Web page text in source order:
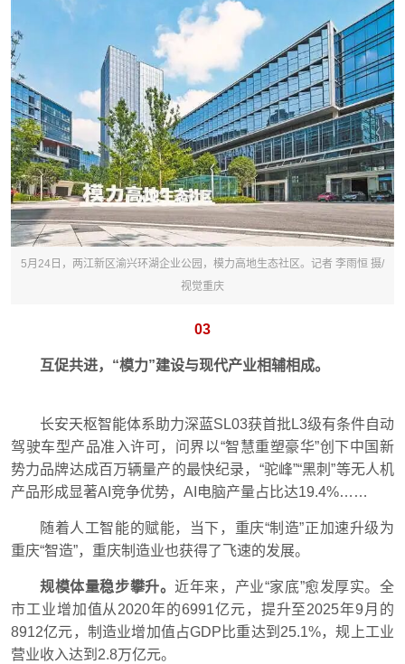
5月24日，两江新区渝兴环湖企业公园，模力高地生态社区。记者 李雨恒 摄/
视觉重庆
03
互促共进，“模力”建设与现代产业相辅相成。
长安天枢智能体系助力深蓝SL03获首批L3级有条件自动
驾驶车型产品准入许可，问界以“智慧重塑豪华”创下中国新
势力品牌达成百万辆量产的最快纪录，“驼峰”“黑刺”等无人机
产品形成显著AI竞争优势，AI电脑产量占比达19.4%……
随着人工智能的赋能，当下，重庆“制造”正加速升级为
重庆“智造”，重庆制造业也获得了飞速的发展。
规模体量稳步攀升。近年来，产业“家底”愈发厚实。全
市工业增加值从2020年的6991亿元，提升至2025年9月的
8912亿元，制造业增加值占GDP比重达到25.1%，规上工业
营业收入达到2.8万亿元。